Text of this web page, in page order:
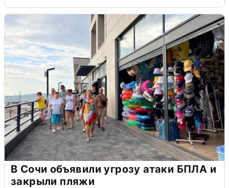
В Сочи объявили угрозу атаки БПЛА и
закрыли пляжи